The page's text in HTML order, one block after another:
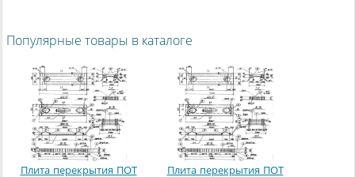
Популярные товары в каталоге
Плита перекрытия ПОТ
Плита перекрытия ПОТ